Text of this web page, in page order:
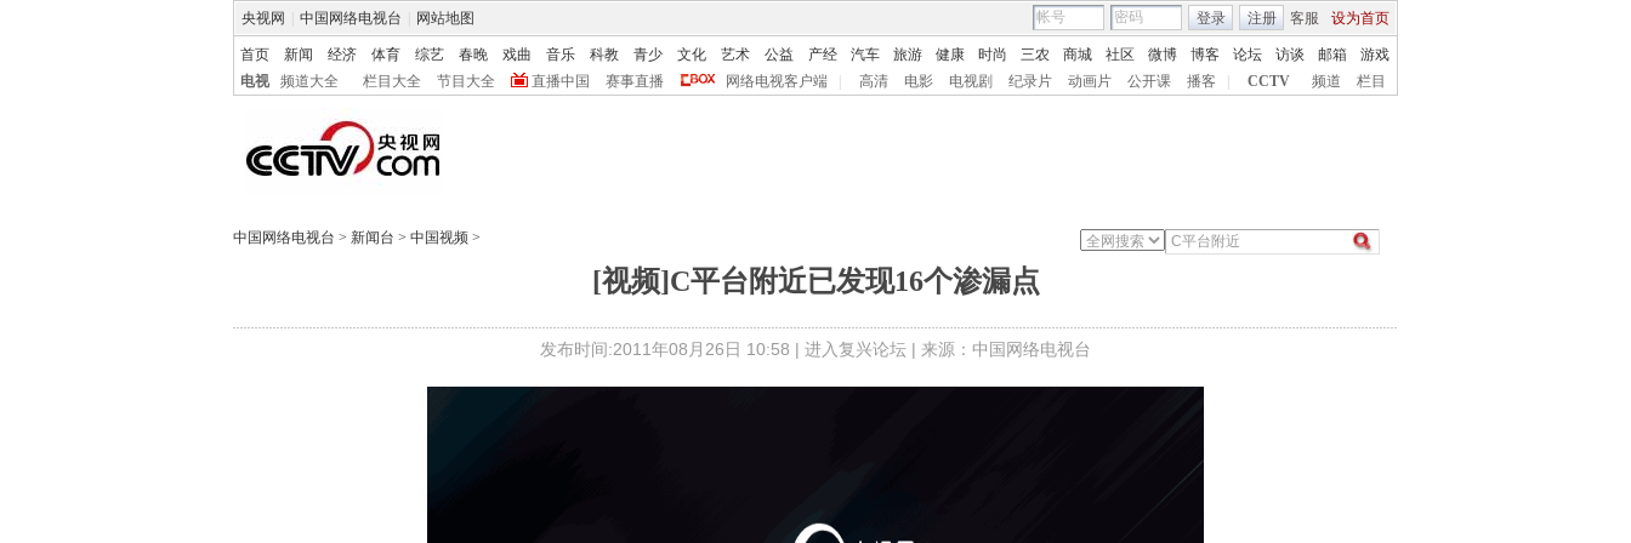
央视网 中国网络电视台 网站地图 客服 设为首页
登录 注册
首页 新闻 经济 体育 综艺 春晚 戏曲 音乐 科教 青少 文化 艺术 公益 产经 汽车 旅游 健康 时尚 三农 商城 社区 微博 博客 论坛 访谈 邮箱
游戏
电视
频道大全 栏目大全 节目大全 直播中国 赛事直播 网络电视客户端 高清 电影 电视剧 纪录片 动画片 公开课 播客 CCTV 频道 栏目
中国网络电视台 > 新闻台 > 中国视频 >
[视频]C平台附近已发现16个渗漏点
发布时间:2011年08月26日 10:58 | 进入复兴论坛 | 来源：中国网络电视台